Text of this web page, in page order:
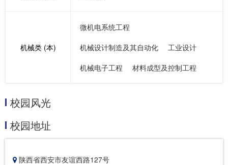
机械类 (本)
微机电系统工程
机械设计制造及其自动化
工业设计
机械电子工程
材料成型及控制工程
校园风光
校园地址
陕西省西安市友谊西路127号